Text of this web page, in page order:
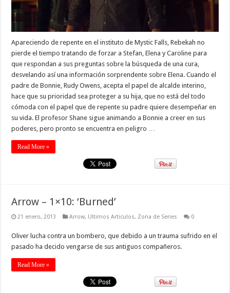
Apareciendo de repente en el instituto de Mystic Falls, Rebekah no
pierde el tiempo tratando de forzar a Stefan, Elena y Caroline para
que respondan a sus preguntas sobre la búsqueda de una cura,
desvelando así una información sorprendente sobre Elena. Cuando el
padre de Bonnie, Rudy Owens, acepta el papel de alcalde interino,
hace que su prioridad sea proteger a su hija, que no está del todo
cómoda con el papel que de repente su padre quiere desempeñar en
su vida. El profesor Shane sigue animando a Bonnie a creer en sus
poderes, pero pronto se encuentra en peligro …
Read More »
Arrow – 1×10: ‘Burned’
21 enero, 2013 Arrow, Ultimos Articulos, Zona de Series 0
Oliver lucha contra un bombero, que debido a un trauma sufrido en el
pasado ha decido vengarse de sus antiguos compañeros.
Read More »